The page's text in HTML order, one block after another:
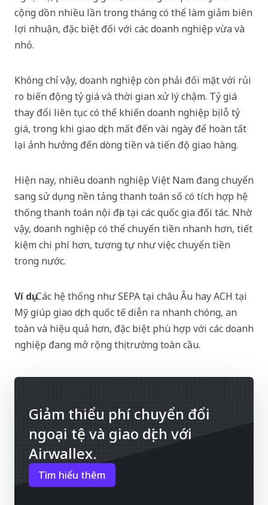
cộng dồn nhiều lần trong tháng có thể làm giảm biên
lợi nhuận, đặc biệt đối với các doanh nghiệp vừa và
nhỏ.
Không chỉ vậy, doanh nghiệp còn phải đối mặt với rủi
ro biến động tỷ giá và thời gian xử lý chậm. Tỷ giá
thay đổi liên tục có thể khiến doanh nghiệp bị lỗ tỷ
giá, trong khi giao dịch mất đến vài ngày để hoàn tất
lại ảnh hưởng đến dòng tiền và tiến độ giao hàng.
Hiện nay, nhiều doanh nghiệp Việt Nam đang chuyển
sang sử dụng nền tảng thanh toán số có tích hợp hệ
thống thanh toán nội địa tại các quốc gia đối tác. Nhờ
vậy, doanh nghiệp có thể chuyển tiền nhanh hơn, tiết
kiệm chi phí hơn, tương tự như việc chuyển tiền
trong nước.
Ví dụ: Các hệ thống như SEPA tại châu Âu hay ACH tại
Mỹ giúp giao dịch quốc tế diễn ra nhanh chóng, an
toàn và hiệu quả hơn, đặc biệt phù hợp với các doanh
nghiệp đang mở rộng thị trường toàn cầu.
Giảm thiểu phí chuyển đổi
ngoại tệ và giao dịch với
Airwallex.
Tìm hiểu thêm